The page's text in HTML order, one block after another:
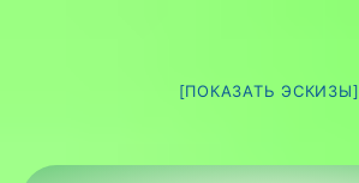
[ПОКАЗАТЬ ЭСКИЗЫ]